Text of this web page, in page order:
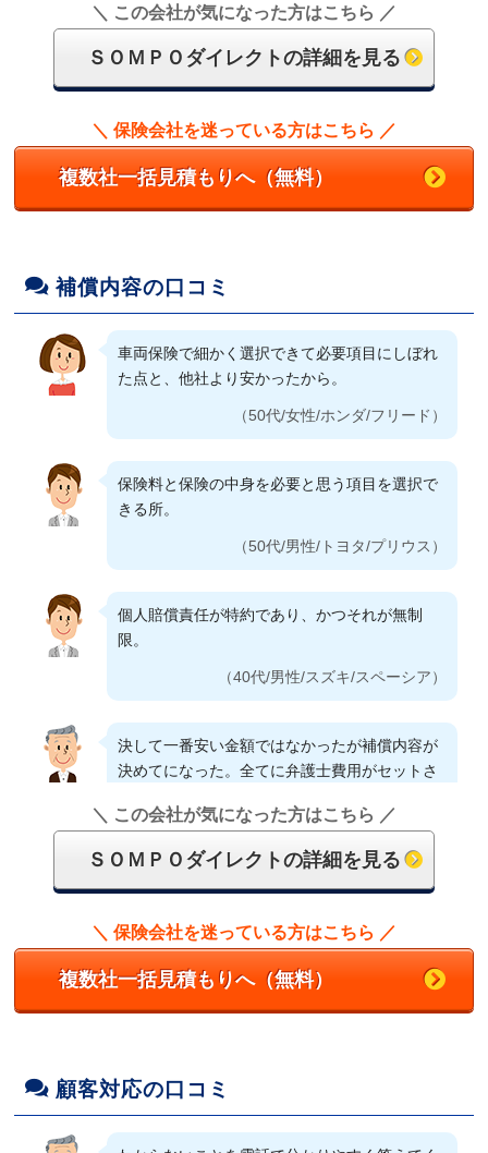
（40代/男性/トヨタ/プリウス）
子が運転できる同じ補償内容の保険の中で最も
保険料が安価だった。
（50代/男性/トヨタ/アクア）
が安かった。また上限なしの個人賠償責任保険
（50代/男性/ホンダ/ステップワゴン）
40代の人間の交通事故リスクの低さに着目した
価格設定をしていて、価格を安く抑えているこ
と。
（40代/男性/メルセデスベンツ/メルセデスベン
価格(保険料)が一番安価だったうえ、更新以前
に入っていた興亜損保とほぼ同様の補償内容で
あったので。
（60代/女性/フォルクスワーゲン/フォルクスワ
ーゲン）
40代、50代の保険料が他の保険会社に比較し
が良いところに惹かれました。
（40代/男性/ダイハツ/コペン）
今まで代理店で加入していたが、補償内容はほ
とんどかわらないのに保険料は4割安！長年、
事故経験もないのに高い保険料を払ってきて も
ったいないと思いつつ、なかなか変えなかった
年代的に保険料がもっとも安いと言われる枠に
＼ この会社が気になった方はこちら ／
ＳＯＭＰＯダイレクトの詳細を見る
＼ 保険会社を迷っている方はこちら ／
複数社一括見積もりへ（無料）
補償内容の口コミ
車両保険で細かく選択できて必要項目にしぼれ
た点と、他社より安かったから。
（50代/女性/ホンダ/フリード）
保険料と保険の中身を必要と思う項目を選択で
きる所。
（50代/男性/トヨタ/プリウス）
個人賠償責任が特約であり、かつそれが無制
限。
（40代/男性/スズキ/スペーシア）
決して一番安い金額ではなかったが補償内容が
決めてになった。全てに弁護士費用がセットさ
（60代/男性/スズキ/エブリイ）
（40代/男性/トヨタ/ヴォクシー）
細かなオプションがあり、補償額の金額も自分
＼ この会社が気になった方はこちら ／
ＳＯＭＰＯダイレクトの詳細を見る
＼ 保険会社を迷っている方はこちら ／
複数社一括見積もりへ（無料）
顧客対応の口コミ